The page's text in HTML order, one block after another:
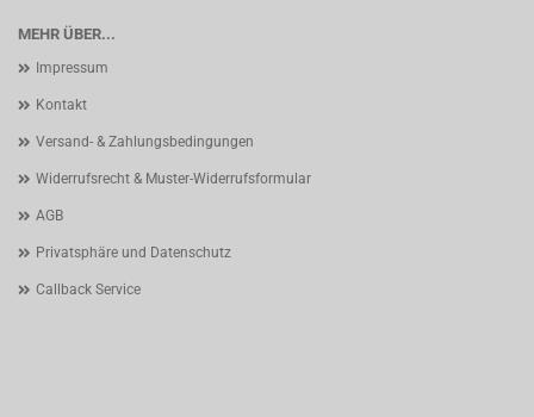
MEHR ÜBER...
Impressum
Kontakt
Versand- & Zahlungsbedingungen
Widerrufsrecht & Muster-Widerrufsformular
AGB
Privatsphäre und Datenschutz
Callback Service